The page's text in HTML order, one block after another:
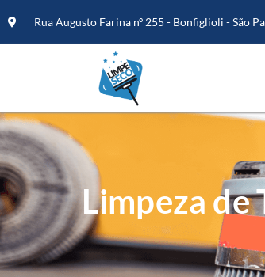
Rua Augusto Farina nº 255 - Bonfiglioli - São
Limpeza de